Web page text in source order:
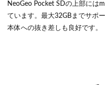
NeoGeo Pocket SDの上部には
ています。最大32GBまでサポ
本体への抜き差しも良好です。